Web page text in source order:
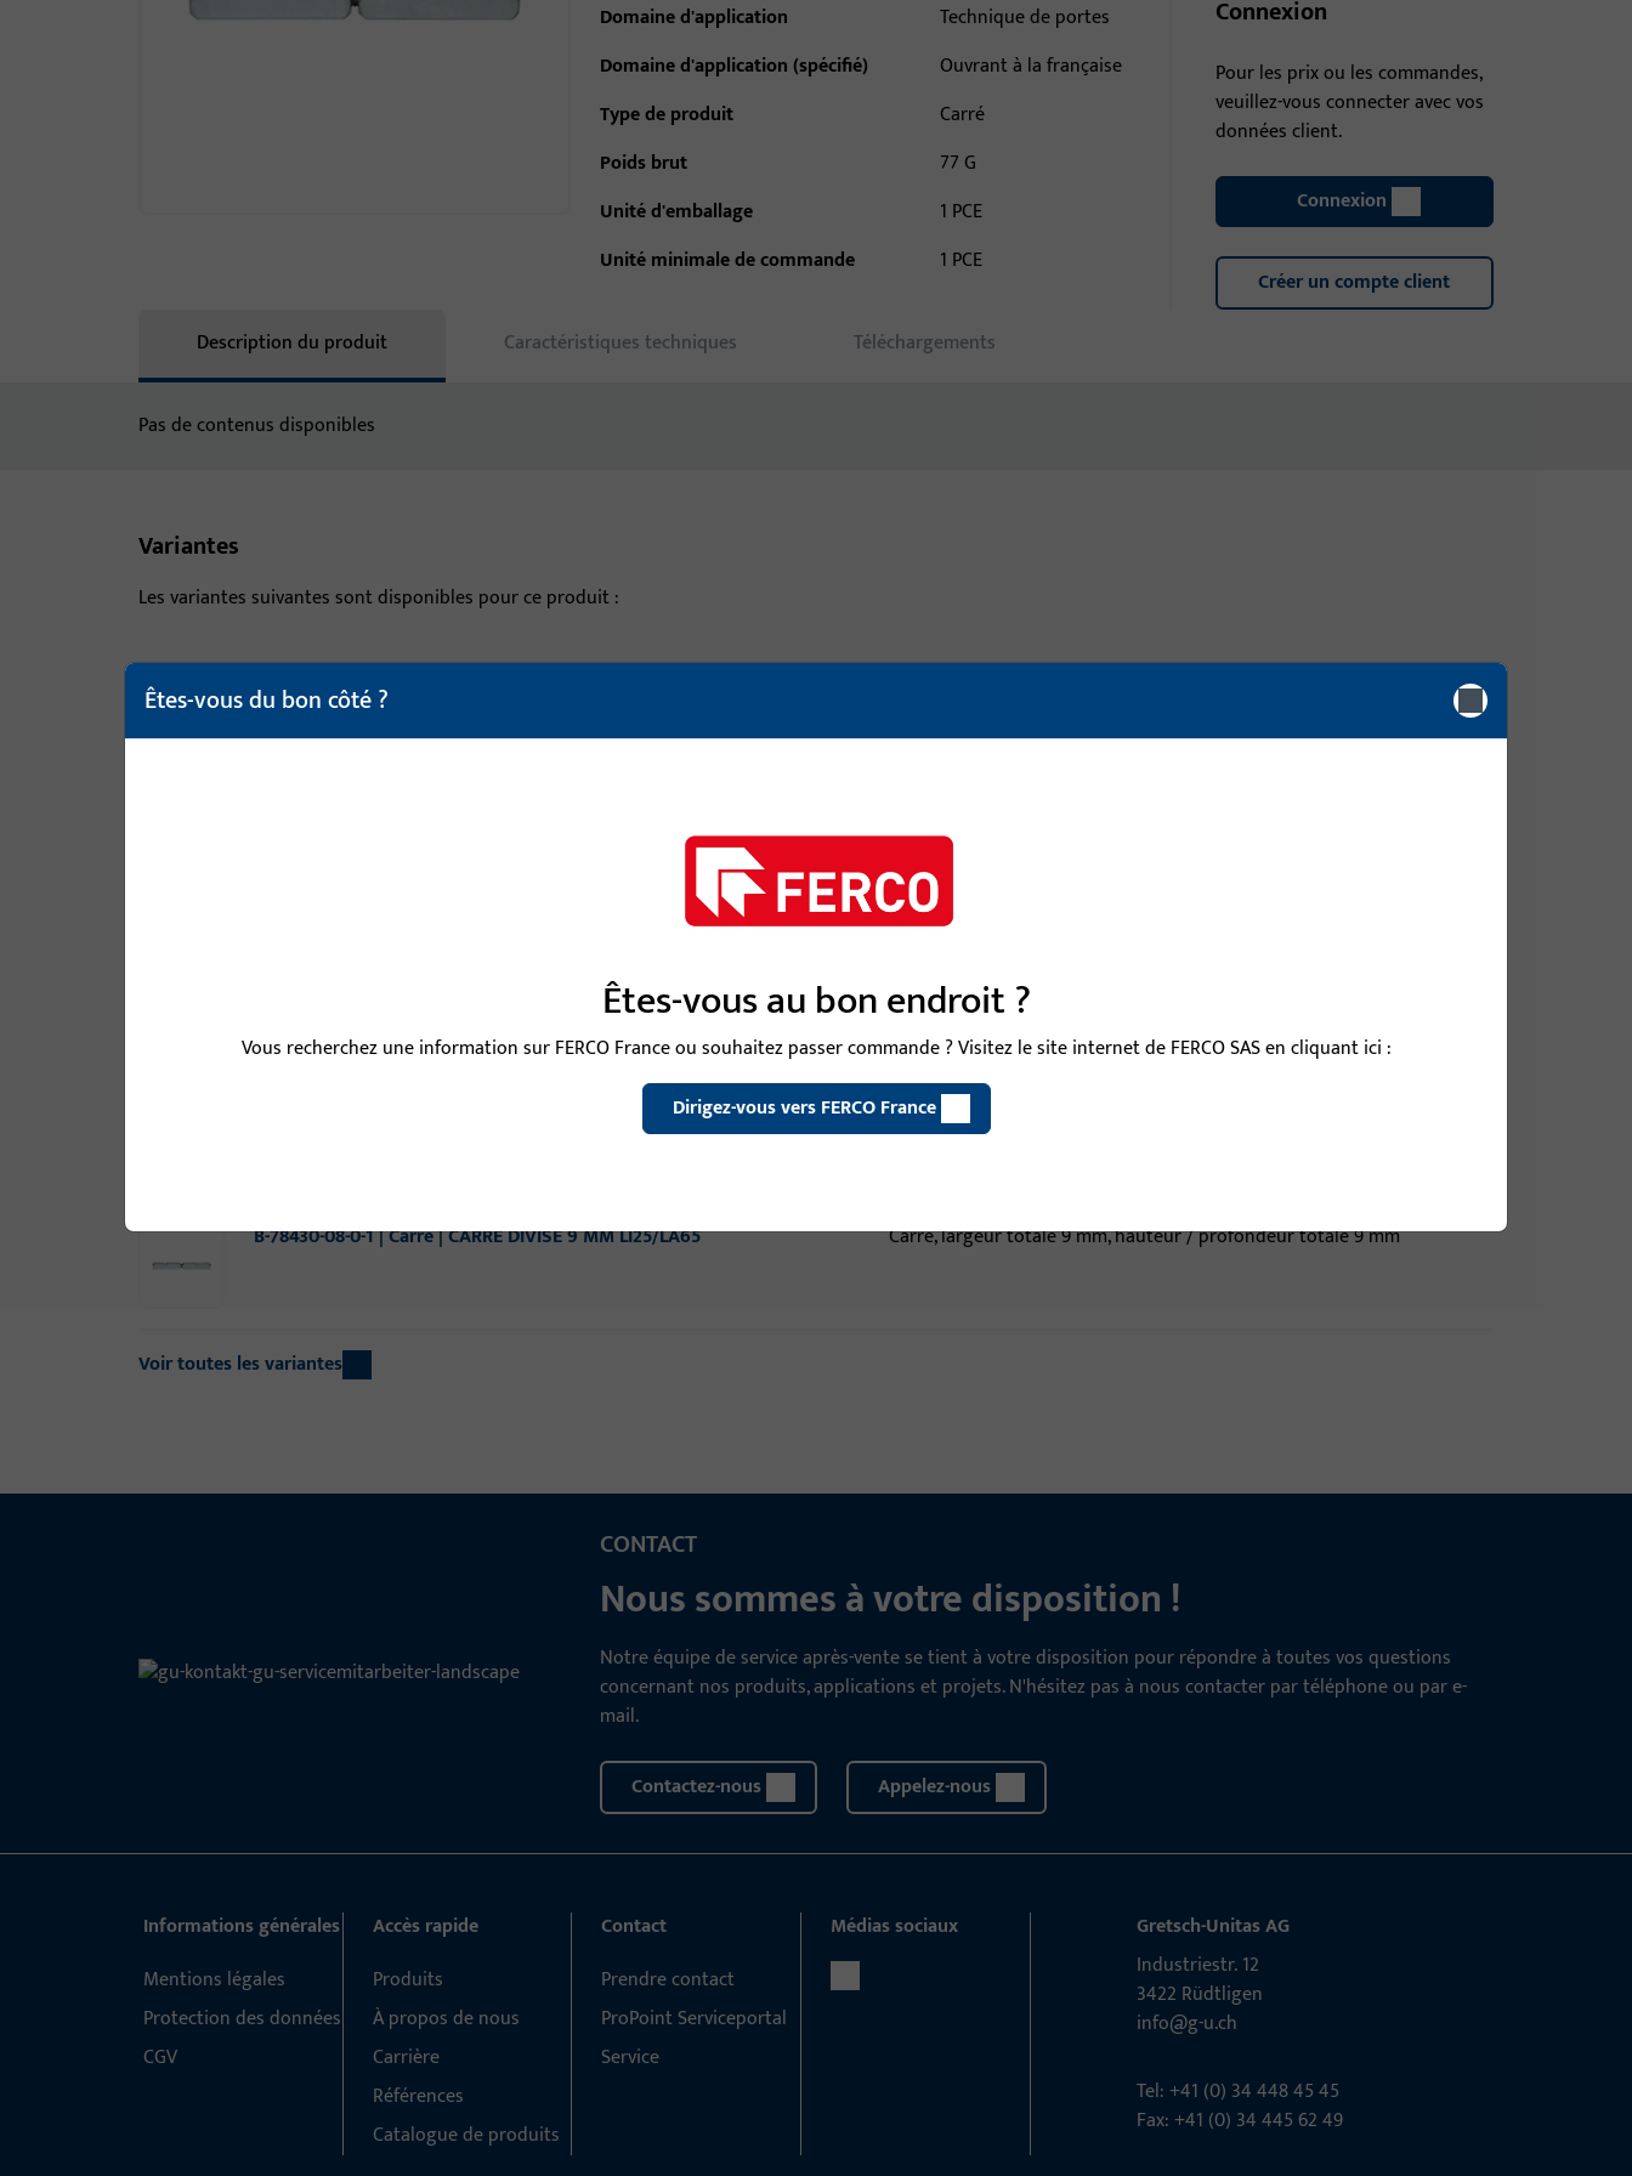
Domaine d'application
Technique de portes
Domaine d'application (spécifié)
Ouvrant à la française
Type de produit
Carré
Poids brut
77 G
Unité d'emballage
1 PCE
Unité minimale de commande
1 PCE
Connexion
Pour les prix ou les commandes,
veuillez-vous connecter avec vos
données client.
Connexion
Créer un compte client
Description du produit
Caractéristiques techniques Téléchargements
Pas de contenus disponibles
Variantes
Les variantes suivantes sont disponibles pour ce produit :
B-78430-05-0-1 | Carré | CARRE DIVISE 9 MM LI25/LA50 Carré, largeur totale 9 mm, hauteur / profondeur totale 9 mm
B-78430-06-0-1 | Carré | CARRE DIVISE 9 MM LI25/LA55 Carré, largeur totale 9 mm, hauteur / profondeur totale 9 mm
B-78430-07-0-1 | Carré | CARRE DIVISE 9 MM LI25/LA60 Carré, largeur totale 9 mm, hauteur / profondeur totale 9 mm
B-78430-08-0-1 | Carré | CARRE DIVISE 9 MM LI25/LA65 Carré, largeur totale 9 mm, hauteur / profondeur totale 9 mm
Voir toutes les variantes
CONTACT
Nous sommes à votre disposition !
Notre équipe de service après-vente se tient à votre disposition pour répondre à toutes vos questions
concernant nos produits, applications et projets. N'hésitez pas à nous contacter par téléphone ou par e-
mail.
Contactez-nous Appelez-nous
Êtes-vous du bon côté ?
Êtes-vous au bon endroit ?
Vous recherchez une information sur FERCO France ou souhaitez passer commande ? Visitez le site internet de FERCO SAS en cliquant ici :
Dirigez-vous vers FERCO France
Informations générales
Mentions légales
Protection des données
CGV
Accès rapide
Produits
À propos de nous
Carrière
Références
Catalogue de produits
Contact
Prendre contact
ProPoint Serviceportal
Service
Médias sociaux
Gretsch-Unitas AG
Indu­s­triestr. 12
3422 Rüdt­ligen
info@g-u.ch
Tel: +41 (0) 34 448 45 45
Fax: +41 (0) 34 445 62 49